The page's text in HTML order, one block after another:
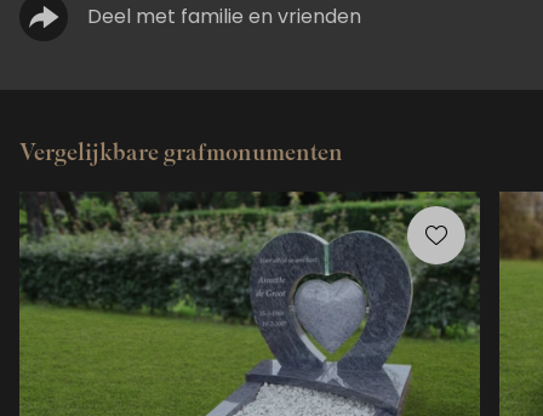
Deel met familie en vrienden
Vergelijkbare grafmonumenten